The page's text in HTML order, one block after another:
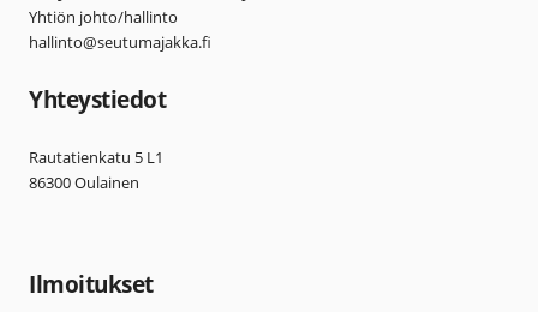
Yhtiön johto/hallinto
hallinto@seutumajakka.fi
Yhteystiedot
Rautatienkatu 5 L1
86300 Oulainen
Ilmoitukset